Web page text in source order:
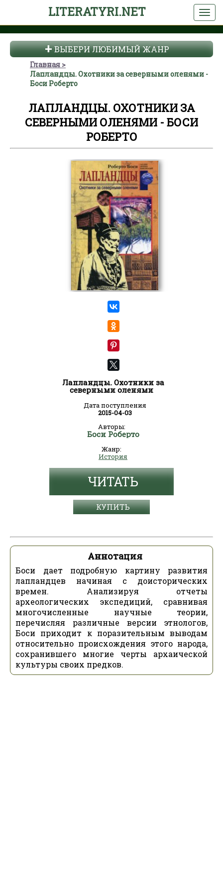
LITERATYRI.NET
ВЫБЕРИ ЛЮБИМЫЙ ЖАНР
Главная
Лапландцы. Охотники за северными оленями -
Боси Роберто
ЛАПЛАНДЦЫ. ОХОТНИКИ ЗА
СЕВЕРНЫМИ ОЛЕНЯМИ - БОСИ
РОБЕРТО
Лапландцы. Охотники за
северными оленями
Дата поступления
2015-04-03
Авторы:
Боси Роберто
Жанр:
История
ЧИТАТЬ
КУПИТЬ
Аннотация
Боси дает подробную картину развития
лапландцев начиная с доисторических
времен. Анализируя отчеты
археологических экспедиций, сравнивая
многочисленные научные теории,
перечисляя различные версии этнологов,
Боси приходит к поразительным выводам
относительно происхождения этого народа,
сохранившего многие черты архаической
культуры своих предков.